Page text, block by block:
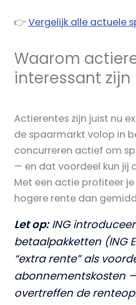
👉Vergelijk alle actuele
Waarom
interessant zijn
Actierentes zijn juist nu
de spaarmarkt volop in
concurreren actief om
— en dat voordeel kun jij
Met een actie profiteer
hogere rente dan
Let op:ING
betaalpakketten (ING
“extra rente” als
abonnementskosten
overtreffen de